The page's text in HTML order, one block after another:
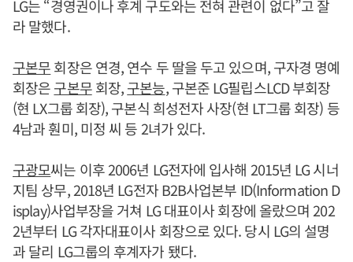
LG는 “경영권이나 후계 구도와는 전혀 관련이 없다”고 잘
라 말했다.
구본무회장은 연경, 연수 두 딸을 두고 있으며, 구자경 명예
회장은구본무회장,구본능, 구본준 LG필립스LCD 부회장
(현 LX그룹 회장), 구본식 희성전자 사장(현 LT그룹 회장) 등
4남과 훤미, 미정 씨 등 2녀가 있다.
구광모씨는 이후 2006년 LG전자에 입사해 2015년 LG 시너
지팀 상무, 2018년 LG전자 B2B사업본부 ID(Information D
isplay)사업부장을 거쳐 LG 대표이사 회장에 올랐으며 202
2년부터 LG 각자대표이사 회장으로 있다. 당시 LG의 설명
과 달리 LG그룹의 후계자가 됐다.